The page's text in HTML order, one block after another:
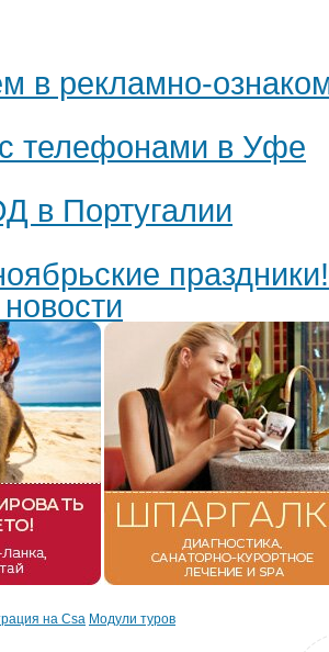
в рекламно-
телефонами в Уфе
в Португалии
праздники!
на Csa Модули туров